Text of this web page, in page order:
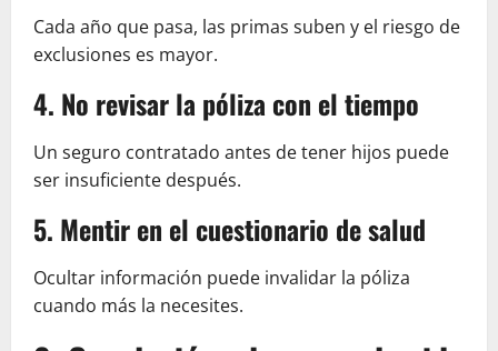
Cada año que pasa, las primas suben y el riesgo de
exclusiones es mayor.
4. No revisar la póliza con el tiempo
Un seguro contratado antes de tener hijos puede
ser insuficiente después.
5. Mentir en el cuestionario de salud
Ocultar información puede invalidar la póliza
cuando más la necesites.